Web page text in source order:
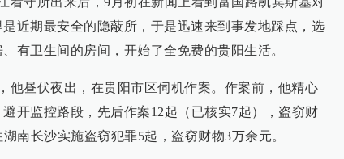
#男扮女盗窃 更多内容 > #盗窃案 更多内容 >
作案